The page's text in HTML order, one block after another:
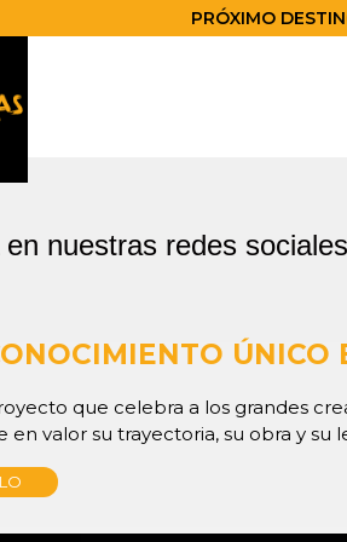
PRÓXIMO
en nuestras redes sociales
ÚNICO
que celebra a los grandes
en valor su trayectoria, su obra y su